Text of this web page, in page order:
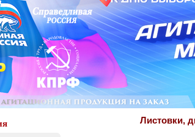
Листовки,